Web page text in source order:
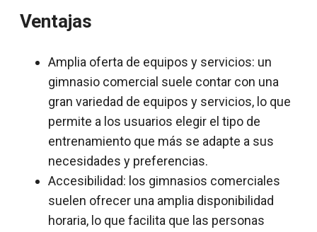
Ventajas
Amplia oferta de equipos y servicios: un
gimnasio comercial suele contar con una
gran variedad de equipos y servicios, lo que
permite a los usuarios elegir el tipo de
entrenamiento que más se adapte a sus
necesidades y preferencias.
Accesibilidad: los gimnasios comerciales
suelen ofrecer una amplia disponibilidad
horaria, lo que facilita que las personas